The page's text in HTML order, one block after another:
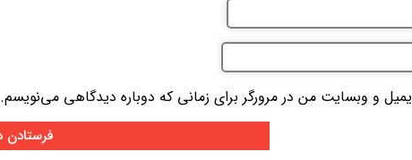
و وبسایت من در مرورگر برای زمانی که دوباره دیدگاهی می‌نویسم.